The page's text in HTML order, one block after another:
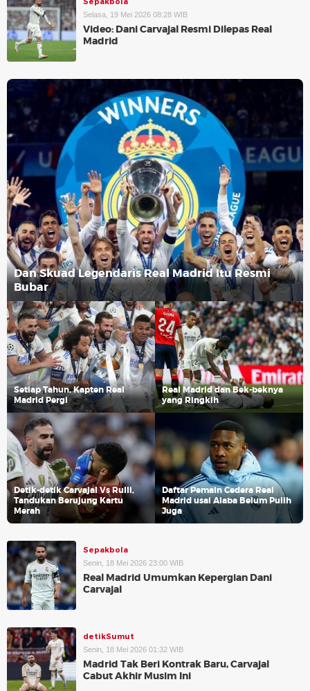
Selasa, 19 Mei 2026 08:28 WIB
Video: Dani Carvajal Resmi Dilepas Real
Madrid
Dan Skuad Legendaris Real Madrid Itu Resmi
Bubar
Setiap Tahun, Kapten Real
Madrid Pergi
Real Madrid dan Bek-beknya
yang Ringkih
Detik-detik Carvajal Vs Rulli,
Tandukan Berujung Kartu
Merah
Daftar Pemain Cedera Real
Madrid usai Alaba Belum Pulih
Juga
Sepakbola
Senin, 18 Mei 2026 23:00 WIB
Real Madrid Umumkan Kepergian Dani
Carvajal
detikSumut
Senin, 18 Mei 2026 01:32 WIB
Madrid Tak Beri Kontrak Baru, Carvajal
Cabut Akhir Musim Ini